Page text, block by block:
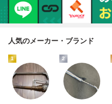
人気のメーカー・ブランド
1 2